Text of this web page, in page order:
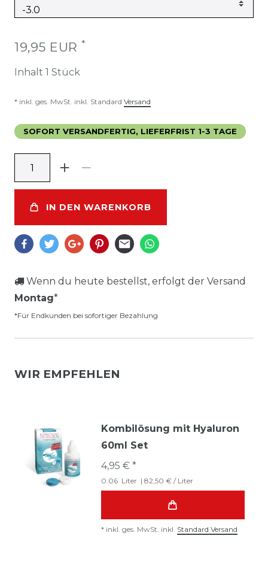
19,95 EUR *
Inhalt 1 Stück
* inkl. ges. MwSt. inkl. Standard Versand
SOFORT VERSANDFERTIG, LIEFERFRIST 1-3 TAGE
IN DEN WARENKORB
Wenn du heute bestellst, erfolgt der Versand
Montag*
*Für Endkunden bei sofortiger Bezahlung
WIR EMPFEHLEN
Kombilösung mit Hyaluron
60ml Set
4,95 € *
0.06 Liter | 82,50 € / Liter
* inkl. ges. MwSt. inkl. Standard Versand